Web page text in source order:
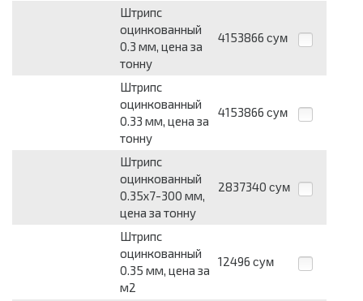
Штрипс
оцинкованный
0.3 мм, цена за
тонну
4153866 сум
Штрипс
оцинкованный
0.33 мм, цена за
тонну
4153866 сум
Штрипс
оцинкованный
0.35x7-300 мм,
цена за тонну
2837340 сум
Штрипс
оцинкованный
0.35 мм, цена за
м2
12496 сум